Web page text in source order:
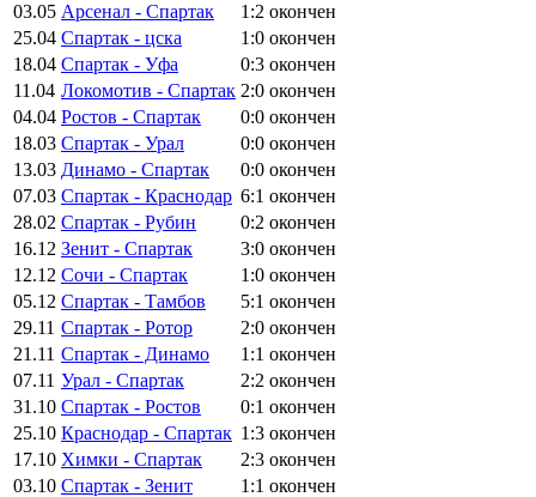
03.05 Арсенал - Спартак 1:2 окончен
25.04 Спартак - цска 1:0 окончен
18.04 Спартак - Уфа 0:3 окончен
11.04 Локомотив - Спартак 2:0 окончен
04.04 Ростов - Спартак 0:0 окончен
18.03 Спартак - Урал 0:0 окончен
13.03 Динамо - Спартак 0:0 окончен
07.03 Спартак - Краснодар 6:1 окончен
28.02 Спартак - Рубин 0:2 окончен
16.12 Зенит - Спартак 3:0 окончен
12.12 Сочи - Спартак 1:0 окончен
05.12 Спартак - Тамбов 5:1 окончен
29.11 Спартак - Ротор 2:0 окончен
21.11 Спартак - Динамо 1:1 окончен
07.11 Урал - Спартак 2:2 окончен
31.10 Спартак - Ростов 0:1 окончен
25.10 Краснодар - Спартак 1:3 окончен
17.10 Химки - Спартак 2:3 окончен
03.10 Спартак - Зенит 1:1 окончен